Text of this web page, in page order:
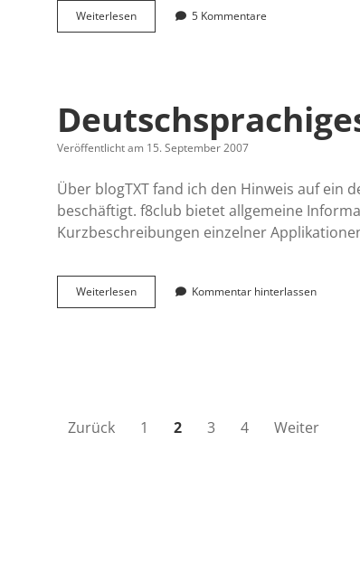
Weiterlesendigitalks 5 Kommentare
Veröffentlicht am 15. September 2007
Über blogTXT fand ich den Hinweis auf ein
beschäftigt. f8club bietet allgemeine
Kurzbeschreibungen einzelner
WeiterlesenDeutschsprachiges
Blog
Kommentar hinterlassen
Seitennummerierung
Zurück 1 2 3 4 Weiter